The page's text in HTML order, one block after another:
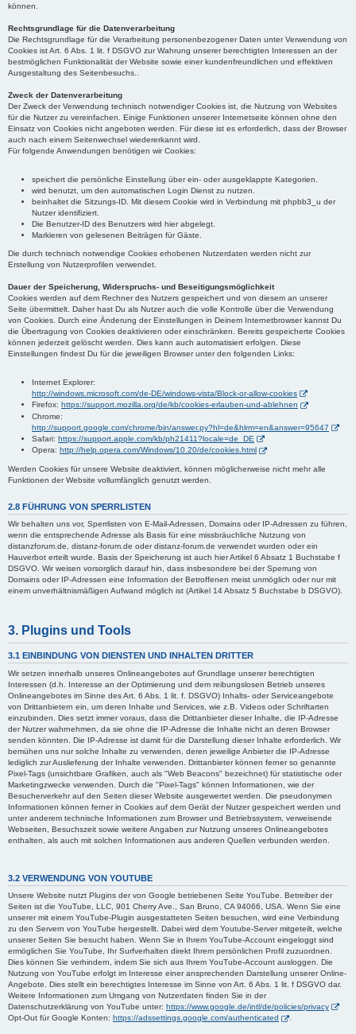
können.
Rechtsgrundlage für die Datenverarbeitung
Die Rechtsgrundlage für die Verarbeitung personenbezogener Daten unter Verwendung von
Cookies ist Art. 6 Abs. 1 lit. f DSGVO zur Wahrung unserer berechtigten Interessen an der
bestmöglichen Funktionalität der Website sowie einer kundenfreundlichen und effektiven
Ausgestaltung des Seitenbesuchs..
Zweck der Datenverarbeitung
Der Zweck der Verwendung technisch notwendiger Cookies ist, die Nutzung von Websites
für die Nutzer zu vereinfachen. Einige Funktionen unserer Internetseite können ohne den
Einsatz von Cookies nicht angeboten werden. Für diese ist es erforderlich, dass der Browser
auch nach einem Seitenwechsel wiedererkannt wird.
Für folgende Anwendungen benötigen wir Cookies:
speichert die persönliche Einstellung über ein- oder ausgeklappte Kategorien.
wird benutzt, um den automatischen Login Dienst zu nutzen.
beinhaltet die Sitzungs-ID. Mit diesem Cookie wird in Verbindung mit phpbb3_u der
Nutzer identifiziert.
Die Benutzer-ID des Benutzers wird hier abgelegt.
Markieren von gelesenen Beiträgen für Gäste.
Die durch technisch notwendige Cookies erhobenen Nutzerdaten werden nicht zur
Erstellung von Nutzerprofilen verwendet.
Dauer der Speicherung, Widerspruchs- und Beseitigungsmöglichkeit
Cookies werden auf dem Rechner des Nutzers gespeichert und von diesem an unserer
Seite übermittelt. Daher hast Du als Nutzer auch die volle Kontrolle über die Verwendung
von Cookies. Durch eine Änderung der Einstellungen in Deinem Internetbrowser kannst Du
die Übertragung von Cookies deaktivieren oder einschränken. Bereits gespeicherte Cookies
können jederzeit gelöscht werden. Dies kann auch automatisiert erfolgen. Diese
Einstellungen findest Du für die jeweiligen Browser unter den folgenden Links:
Internet Explorer:
http://windows.microsoft.com/de-DE/windows-vista/Block-or-allow-cookies
Firefox: https://support.mozilla.org/de/kb/cookies-erlauben-und-ablehnen
Chrome:
http://support.google.com/chrome/bin/answer.py?hl=de&hlrm=en&answer=95647
Safari: https://support.apple.com/kb/ph21411?locale=de_DE
Opera: http://help.opera.com/Windows/10.20/de/cookies.html
Werden Cookies für unsere Website deaktiviert, können möglicherweise nicht mehr alle
Funktionen der Website vollumfänglich genutzt werden.
2.8 FÜHRUNG VON SPERRLISTEN
Wir behalten uns vor, Sperrlisten von E-Mail-Adressen, Domains oder IP-Adressen zu führen,
wenn die entsprechende Adresse als Basis für eine missbräuchliche Nutzung von
distanzforum.de, distanz-forum.de oder distanz-forum.de verwendet wurden oder ein
Hauverbot erteilt wurde. Basis der Speicherung ist auch hier Artikel 6 Absatz 1 Buchstabe f
DSGVO. Wir weisen vorsorglich darauf hin, dass insbesondere bei der Sperrung von
Domains oder IP-Adressen eine Information der Betroffenen meist unmöglich oder nur mit
einem unverhältnismäßigen Aufwand möglich ist (Artikel 14 Absatz 5 Buchstabe b DSGVO).
3. Plugins und Tools
3.1 EINBINDUNG VON DIENSTEN UND INHALTEN DRITTER
Wir setzen innerhalb unseres Onlineangebotes auf Grundlage unserer berechtigten
Interessen (d.h. Interesse an der Optimierung und dem reibungslosen Betrieb unseres
Onlineangebotes im Sinne des Art. 6 Abs. 1 lit. f. DSGVO) Inhalts- oder Serviceangebote
von Drittanbietern ein, um deren Inhalte und Services, wie z.B. Videos oder Schriftarten
einzubinden. Dies setzt immer voraus, dass die Drittanbieter dieser Inhalte, die IP-Adresse
der Nutzer wahrnehmen, da sie ohne die IP-Adresse die Inhalte nicht an deren Browser
senden könnten. Die IP-Adresse ist damit für die Darstellung dieser Inhalte erforderlich. Wir
bemühen uns nur solche Inhalte zu verwenden, deren jeweilige Anbieter die IP-Adresse
lediglich zur Auslieferung der Inhalte verwenden. Drittanbieter können ferner so genannte
Pixel-Tags (unsichtbare Grafiken, auch als "Web Beacons" bezeichnet) für statistische oder
Marketingzwecke verwenden. Durch die "Pixel-Tags" können Informationen, wie der
Besucherverkehr auf den Seiten dieser Website ausgewertet werden. Die pseudonymen
Informationen können ferner in Cookies auf dem Gerät der Nutzer gespeichert werden und
unter anderem technische Informationen zum Browser und Betriebssystem, verweisende
Webseiten, Besuchszeit sowie weitere Angaben zur Nutzung unseres Onlineangebotes
enthalten, als auch mit solchen Informationen aus anderen Quellen verbunden werden.
3.2 VERWENDUNG VON YOUTUBE
Unsere Website nutzt Plugins der von Google betriebenen Seite YouTube. Betreiber der
Seiten ist die YouTube, LLC, 901 Cherry Ave., San Bruno, CA 94066, USA. Wenn Sie eine
unserer mit einem YouTube-Plugin ausgestatteten Seiten besuchen, wird eine Verbindung
zu den Servern von YouTube hergestellt. Dabei wird dem Youtube-Server mitgeteilt, welche
unserer Seiten Sie besucht haben. Wenn Sie in Ihrem YouTube-Account eingeloggt sind
ermöglichen Sie YouTube, Ihr Surfverhalten direkt Ihrem persönlichen Profil zuzuordnen.
Dies können Sie verhindern, indem Sie sich aus Ihrem YouTube-Account ausloggen. Die
Nutzung von YouTube erfolgt im Interesse einer ansprechenden Darstellung unserer Online-
Angebote. Dies stellt ein berechtigtes Interesse im Sinne von Art. 6 Abs. 1 lit. f DSGVO dar.
Weitere Informationen zum Umgang von Nutzerdaten finden Sie in der
Datenschutzerklärung von YouTube unter: https://www.google.de/intl/de/policies/privacy
Opt-Out für Google Konten: https://adssettings.google.com/authenticated .